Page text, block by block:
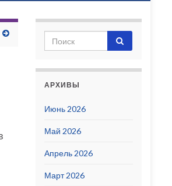
АРХИВЫ
Июнь 2026
Май 2026
Апрель 2026
Март 2026